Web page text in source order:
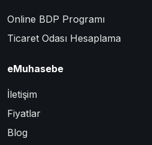
Online BDP Programı
Ticaret Odası Hesaplama
eMuhasebe
İletişim
Fiyatlar
Blog